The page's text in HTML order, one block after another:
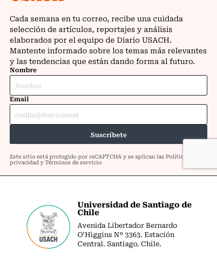
Universidad de Santiago de
Chile
Avenida Libertador Bernardo
O’Higgins Nº 3363. Estación
Central. Santiago. Chile.